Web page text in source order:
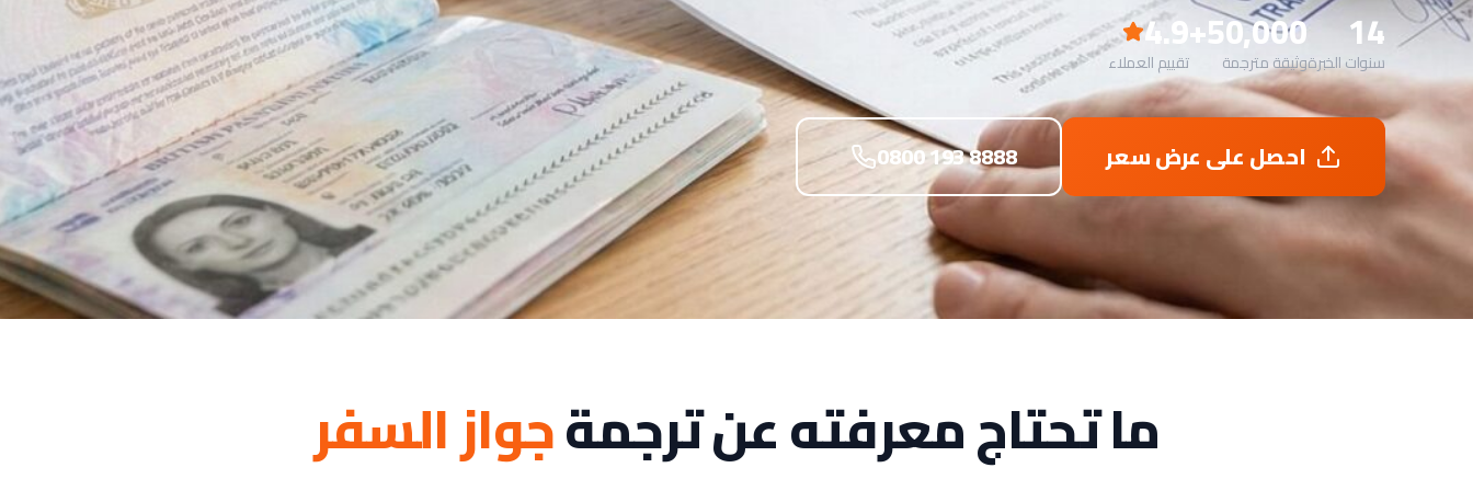
14
سنوات الخبرة50,000+
وثيقة مترجمة 4.9
تقييم العملاء
احصل على عرض سعر 0800 193 8888
ما تحتاج معرفته عن ترجمةجواز السفر